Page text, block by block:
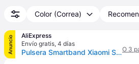
Color (Correa)
Anuncio
AliExpress
Envío gratis, 4 días
Pulsera Smartband Xiaomi Smart Band 9 Pro/ PlateadaO 3